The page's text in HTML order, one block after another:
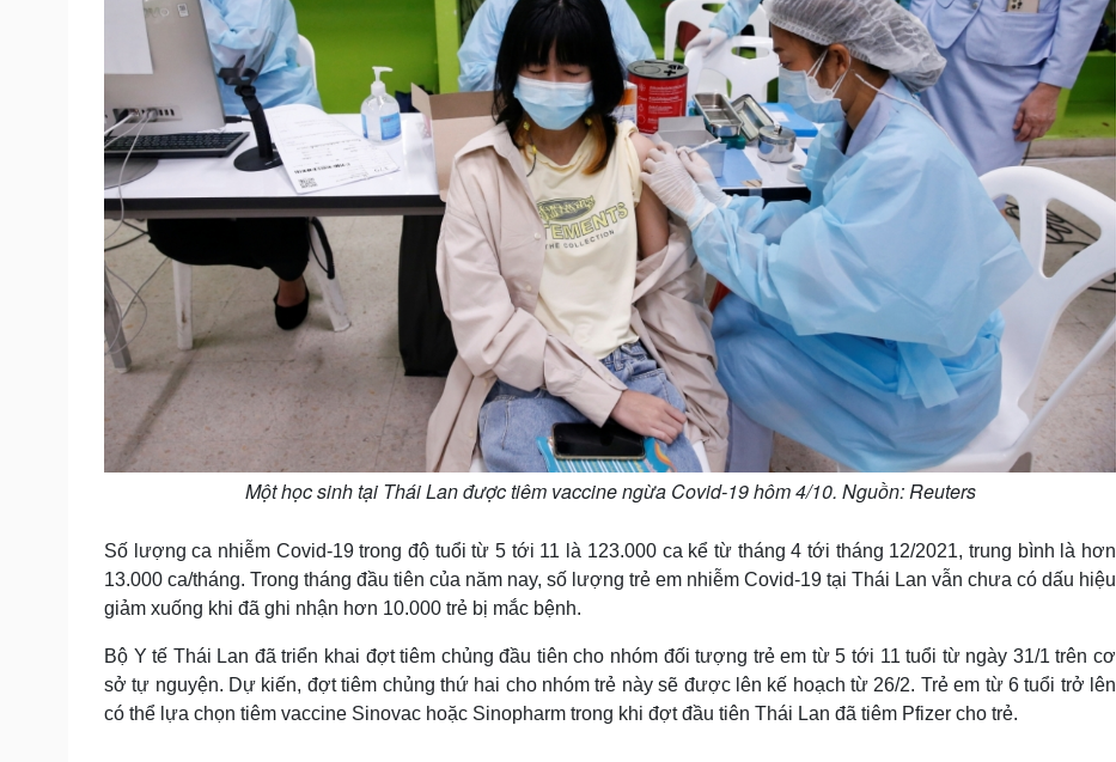
Một học sinh tại Thái Lan được tiêm vaccine ngừa Covid-19 hôm 4/10. Nguồn: Reuters
Số lượng ca nhiễm Covid-19 trong độ tuổi từ 5 tới 11 là 123.000 ca kể từ tháng 4 tới tháng 12/2021, trung bình là hơn
13.000 ca/tháng. Trong tháng đầu tiên của năm nay, số lượng trẻ em nhiễm Covid-19 tại Thái Lan vẫn chưa có dấu hiệu
giảm xuống khi đã ghi nhận hơn 10.000 trẻ bị mắc bệnh.
Bộ Y tế Thái Lan đã triển khai đợt tiêm chủng đầu tiên cho nhóm đối tượng trẻ em từ 5 tới 11 tuổi từ ngày 31/1 trên cơ
sở tự nguyện. Dự kiến, đợt tiêm chủng thứ hai cho nhóm trẻ này sẽ được lên kế hoạch từ 26/2. Trẻ em từ 6 tuổi trở lên
có thể lựa chọn tiêm vaccine Sinovac hoặc Sinopharm trong khi đợt đầu tiên Thái Lan đã tiêm Pfizer cho trẻ.